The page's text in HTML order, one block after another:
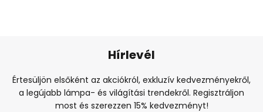
Hírlevél
Értesüljön elsőként az akciókról, exkluzív kedvezményekről,
a legújabb lámpa- és világítási trendekről. Regisztráljon
most és szerezzen 15% kedvezményt!